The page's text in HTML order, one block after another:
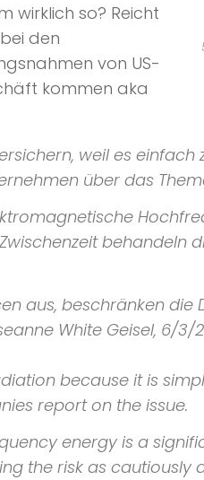
wirklich so? Reicht
den
von US-
kommen aka
weil es einfach
über das
behandeln
aus, beschränken
White Geisel, 6/3/
because it is
report on the issue.
energy is a
the risk as